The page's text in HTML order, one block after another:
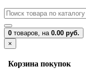
0 товаров, на 0.00 руб.
×
Корзина покупок